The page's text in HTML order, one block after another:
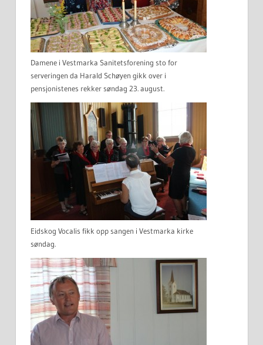
Damene i Vestmarka Sanitetsforening sto for
serveringen da Harald Schøyen gikk over i
pensjonistenes rekker søndag 23. august.
Eidskog Vocalis fikk opp sangen i Vestmarka kirke
søndag.